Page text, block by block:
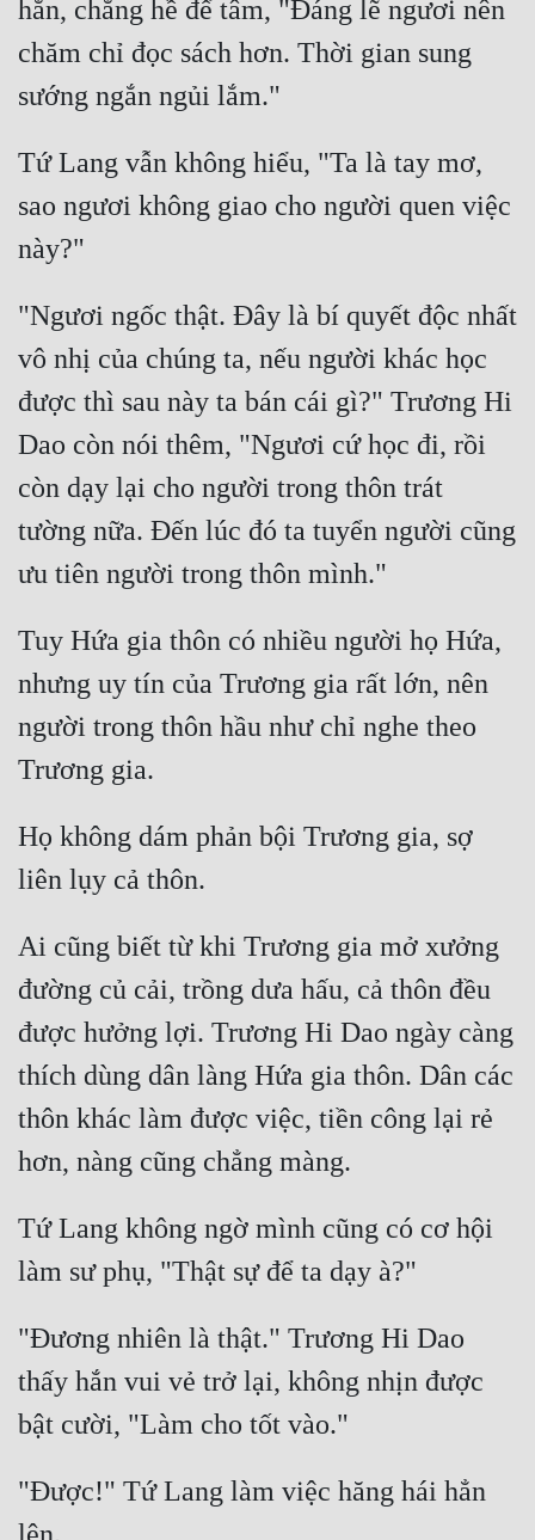
Đẹp
Đẹp Hiệp
Tính Cách Nhân Vật :
Cơ Trí
Sát Phạt Quyết Đoán
Vô Sỉ
Điềm Đạm
hắn, chẳng hề để tâm, "Đáng lẽ ngươi nên
chăm chỉ đọc sách hơn. Thời gian sung
Tứ Lang vẫn không hiểu, "Ta là tay mơ,
sao ngươi không giao cho người quen việc
"Ngươi ngốc thật. Đây là bí quyết độc nhất
vô nhị của chúng ta, nếu người khác học
được thì sau này ta bán cái gì?" Trương Hi
Dao còn nói thêm, "Ngươi cứ học đi, rồi
còn dạy lại cho người trong thôn trát
tường nữa. Đến lúc đó ta tuyển người cũng
Tuy Hứa gia thôn có nhiều người họ Hứa,
nhưng uy tín của Trương gia rất lớn, nên
người trong thôn hầu như chỉ nghe theo
Họ không dám phản bội Trương gia, sợ
Ai cũng biết từ khi Trương gia mở xưởng
đường củ cải, trồng dưa hấu, cả thôn đều
được hưởng lợi. Trương Hi Dao ngày càng
thích dùng dân làng Hứa gia thôn. Dân các
thôn khác làm được việc, tiền công lại rẻ
Tứ Lang không ngờ mình cũng có cơ hội
"Đương nhiên là thật." Trương Hi Dao
thấy hắn vui vẻ trở lại, không nhịn được
"Được!" Tứ Lang làm việc hăng hái hẳn